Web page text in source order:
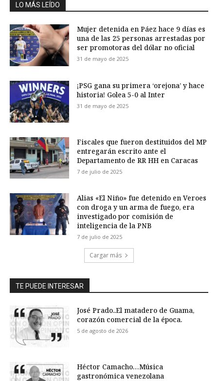
LO MÁS LEÍDO
Mujer detenida en Páez hace 9 días es
una de las 25 personas arrestadas por
ser promotoras del dólar no oficial
31 de mayo de 2025
¡PSG gana su primera ‘orejona’ y hace
historia! Golea 5-0 al Inter
31 de mayo de 2025
Fiscales que fueron destituidos del MP
entregarán escrito ante el
Departamento de RR HH en Caracas
7 de julio de 2025
Alias «El Niño» fue detenido en Veroes
con droga y un arma de fuego, era
investigado por comisión de
inteligencia de la PNB
7 de julio de 2025
Cargar más
TE PUEDE INTERESAR
José Prado..El matadero de Guama,
corazón comercial de la época.
5 de agosto de 2026
Héctor Camacho…Música
gastronómica venezolana